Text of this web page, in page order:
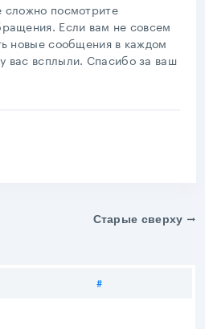
сложно посмотрите
Если вам не совсем
новые сообщения в каждом
вас всплыли. Спасибо за ваш
Старые сверху
#Поделиться